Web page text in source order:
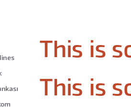
This is
This is